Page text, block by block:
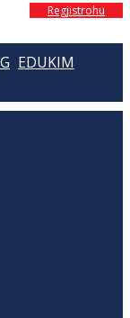
Regjistrohu
EDUKIM